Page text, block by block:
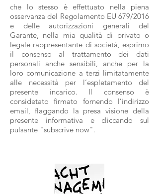
che lo stesso è effettuato nella piena
osservanza del Regolamento EU 679/2016
e delle autorizzazioni generali del
Garante, nella mia qualità di privato o
legale rappresentante di società, esprimo
il consenso al trattamento dei dati
personali anche sensibili, anche per la
loro comunicazione a terzi limitatamente
alle necessità per l’espletamento del
presente incarico. Il consenso è
considetato firmato fornendo l’indirizzo
email, flaggando la presa visione della
presente informativa e cliccando sul
pulsante "subscrive now".